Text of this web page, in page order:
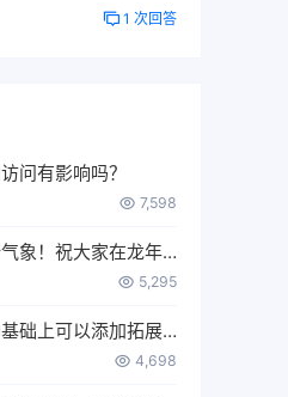
1 次回答
问有影响吗？
7,598
进斗金、升职加薪、生意兴隆、身体健康、万事如意….
5,295
可以添加拓展代码吗？
4,698